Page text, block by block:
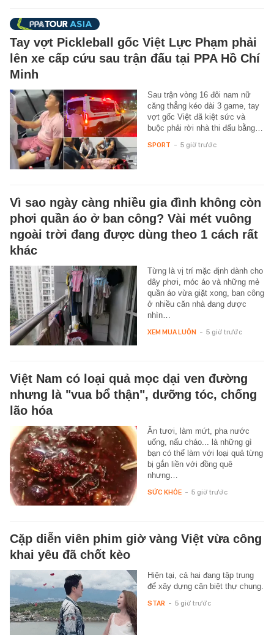
Tay vợt Pickleball gốc Việt Lực Phạm phải
lên xe cấp cứu sau trận đấu tại PPA Hồ Chí
Minh
Sau trận vòng 16 đôi nam nữ
căng thẳng kéo dài 3 game, tay
vợt gốc Việt đã kiệt sức và
buộc phải rời nhà thi đấu bằng…
SPORT - 5 giờ trước
Vì sao ngày càng nhiều gia đình không còn
phơi quần áo ở ban công? Vài mét vuông
ngoài trời đang được dùng theo 1 cách rất
khác
Từng là vị trí mặc định dành cho
dây phơi, móc áo và những mẻ
quần áo vừa giặt xong, ban công
ở nhiều căn nhà đang được
nhìn…
XEM MUA LUÔN - 5 giờ trước
Việt Nam có loại quả mọc dại ven đường
nhưng là "vua bổ thận", dưỡng tóc, chống
lão hóa
Ăn tươi, làm mứt, pha nước
uống, nấu cháo... là những gì
bạn có thể làm với loại quả từng
bị gắn liền với đồng quê
nhưng…
SỨC KHỎE - 5 giờ trước
Cặp diễn viên phim giờ vàng Việt vừa công
khai yêu đã chốt kèo
Hiện tại, cả hai đang tập trung
để xây dựng căn biệt thự chung.
STAR - 5 giờ trước